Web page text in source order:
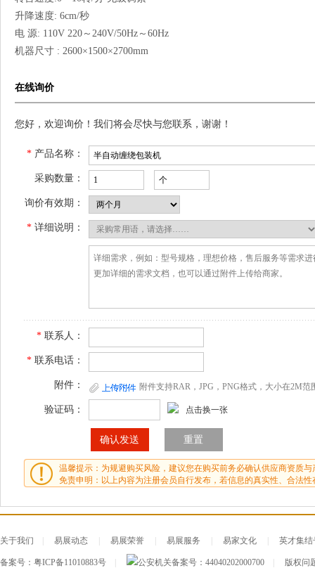
升降速度: 6cm/秒
电 源: 110V 220～240V/50Hz～60Hz
机器尺寸 : 2600×1500×2700mm
在线询价
您好，欢迎询价！我们将会尽快与您联系，谢谢！
* 产品名称：
采购数量：
询价有效期：
* 详细说明：
* 联系人：
* 联系电话：
附件： 附件支持RAR，JPG，PNG格式，大小在2M范
验证码： 点击换一张
温馨提示：为规避购买风险，建议您在购买前务必确认供应商资质与
免责申明：以上内容为注册会员自行发布，若信息的真实性、合法性
关于我们 易展动态 易展荣誉 易展服务 易家文化 英才集结
备案号： 粤ICP备11010883号 公安机关备案号： 44040202000700
版权问